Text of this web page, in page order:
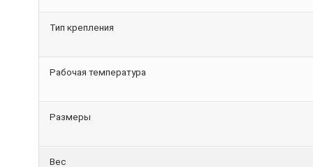
Тип крепления
Рабочая температура
Размеры
Вес